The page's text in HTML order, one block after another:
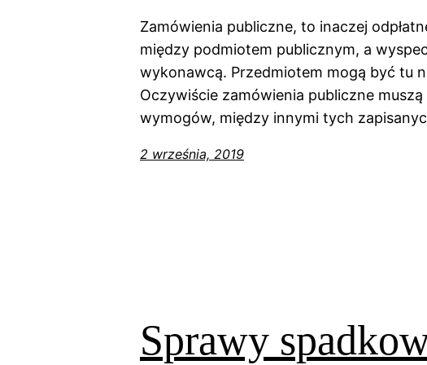
Zamówienia publiczne, to inaczej
między podmiotem publicznym, a
wykonawcą. Przedmiotem mogą być tu
Oczywiście zamówienia publiczne
wymogów, między innymi tych
2 września, 2019
Sprawy